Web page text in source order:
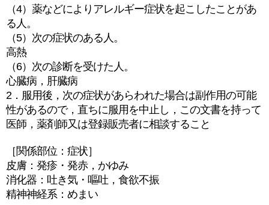
（4）薬などによりアレルギー症状を起こしたことがあ
る人。
（5）次の症状のある人。
高熱
（6）次の診断を受けた人。
心臓病，肝臓病
2．服用後，次の症状があらわれた場合は副作用の可能
性があるので，直ちに服用を中止し，この文書を持って
医師，薬剤師又は登録販売者に相談すること
［関係部位：症状］
皮膚：発疹・発赤，かゆみ
消化器：吐き気・嘔吐，食欲不振
精神神経系：めまい